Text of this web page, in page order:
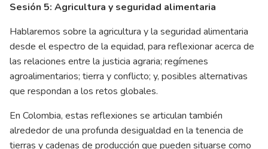
Sesión 5: Agricultura y seguridad alimentaria
Hablaremos sobre la agricultura y la seguridad alimentaria
desde el espectro de la equidad, para reflexionar acerca de
las relaciones entre la justicia agraria; regímenes
agroalimentarios; tierra y conflicto; y, posibles alternativas
que respondan a los retos globales.
En Colombia, estas reflexiones se articulan también
alrededor de una profunda desigualdad en la tenencia de
tierras y cadenas de producción que pueden situarse como